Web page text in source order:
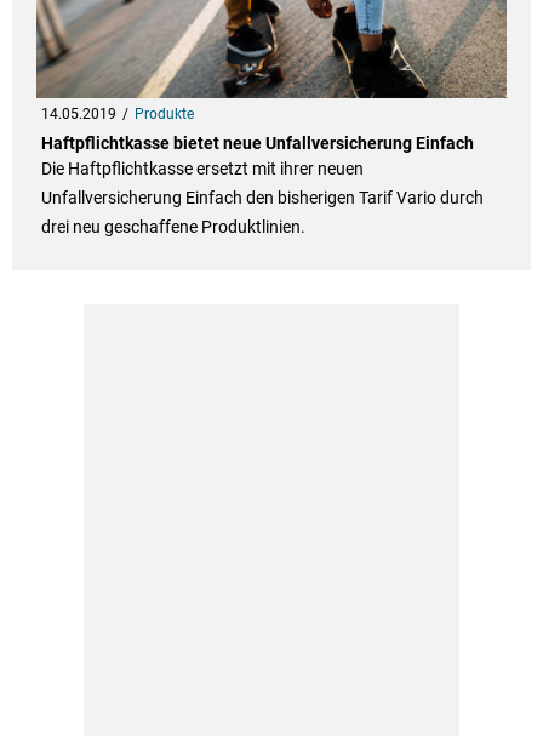
14.05.2019 Produkte
Haftpflichtkasse bietet neue Unfallversicherung Einfach
Die Haftpflichtkasse ersetzt mit ihrer neuen
Unfallversicherung Einfach den bisherigen Tarif Vario durch
drei neu geschaffene Produktlinien.